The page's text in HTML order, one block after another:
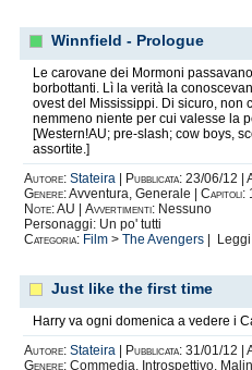
Winnfield - Prologue
Le carovane dei Mormoni
borbottanti. Lì la verità la
ovest del Mississippi. Di sicuro, non
nemmeno niente per cui valesse la
[Western!AU; pre-slash; cow boys,
assortite.]
Autore: Stateira Pubblicata: 23/06/12 |
Genere:Avventura, Generale | Capitoli:
Note:AU | Avvertimenti: Nessuno
Personaggi: Un po' tutti
Categoria: Film > The Avengers |
Just like the first time
Harry va ogni domenica a vedere i
Autore: Stateira Pubblicata: 31/01/12 |
Genere: Commedia, Introspettivo,